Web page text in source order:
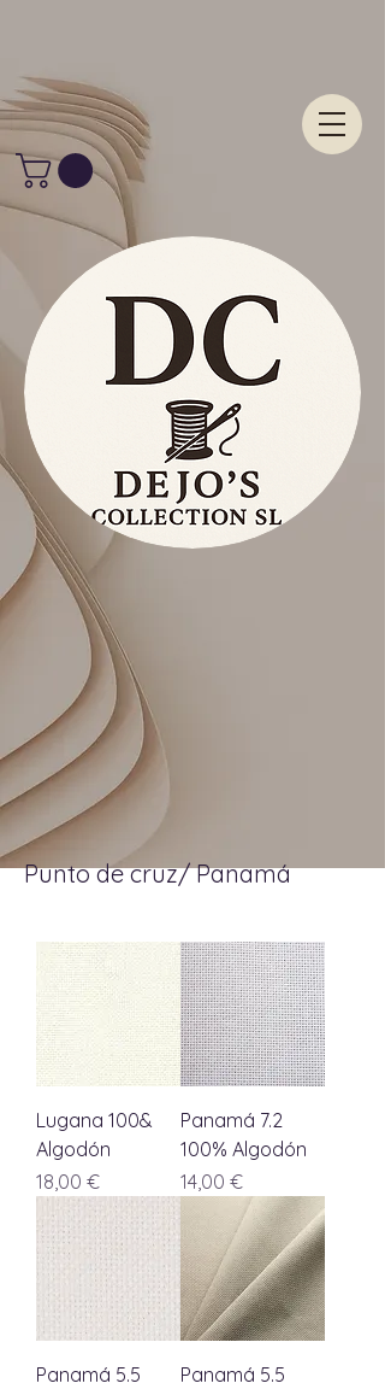
Punto de cruz/ Panamá
Lugana 100&
Algodón
Precio
18,00 €
Panamá 7.2
100% Algodón
Precio
14,00 €
Panamá 5.5
Panamá 5.5